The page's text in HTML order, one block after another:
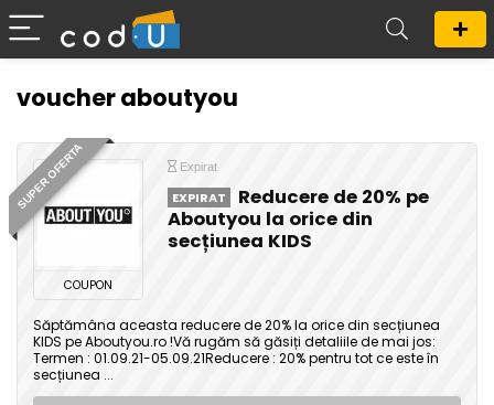
voucher aboutyou
SUPER OFERTA
COUPON
Expirat
EXPIRAT
Reducere de 20% pe
Aboutyou la orice din
secțiunea KIDS
Săptămâna aceasta reducere de 20% la orice din secțiunea
KIDS pe Aboutyou.ro !Vă rugăm să găsiți detaliile de mai jos:
Termen : 01.09.21-05.09.21Reducere : 20% pentru tot ce este în
secțiunea ...